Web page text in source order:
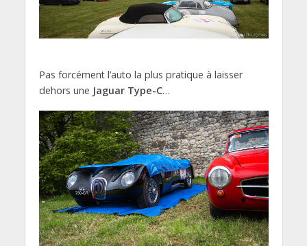
Pas forcément l’auto la plus pratique à laisser
dehors une Jaguar Type-C…